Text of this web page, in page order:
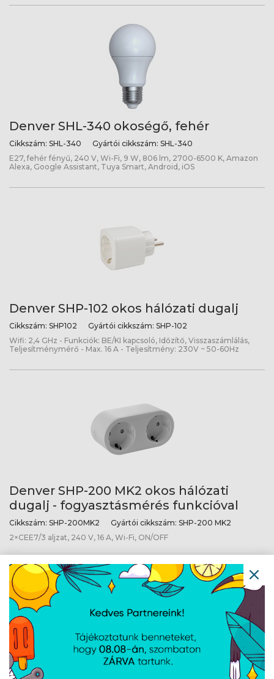
Denver SHL-340 okoségő, fehér
Cikkszám: SHL-340 Gyártói cikkszám: SHL-340
E27, fehér fényű, 240 V, Wi-Fi, 9 W, 806 lm, 2700-6500 K, Amazon
Alexa, Google Assistant, Tuya Smart, Android, iOS
Denver SHP-102 okos hálózati dugalj
Cikkszám: SHP102 Gyártói cikkszám: SHP-102
Wifi: 2,4 GHz - Funkciók: BE/KI kapcsoló, Időzítő, Visszaszámlálás,
Teljesítménymérő - Max. 16 A - Teljesítmény: 230V ~ 50-60Hz
Denver SHP-200 MK2 okos hálózati
dugalj - fogyasztásmérés funkcióval
Cikkszám: SHP-200MK2 Gyártói cikkszám: SHP-200 MK2
2×CEE7/3 aljzat, 240 V, 16 A, Wi-Fi, ON/OFF